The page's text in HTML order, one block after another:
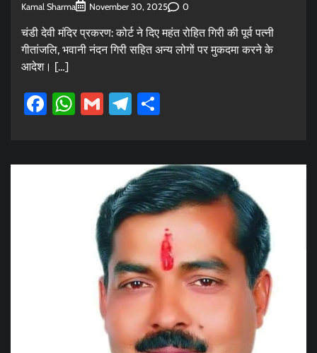
Kamal Sharma November 30, 2025 0
चंडी देवी मंदिर प्रकरण: कोर्ट ने दिए महंत रोहित गिरी की पूर्व पत्नी
गीतांजलि, भवानी नंदन गिरी सहित अन्य लोगों पर मुकदमा करने के
आदेश। […]
Facebook
WhatsApp
GmailTelegram